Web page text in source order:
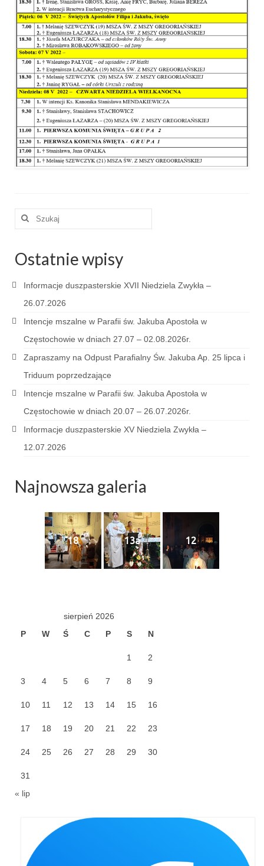
Niezbędnik Katolika
Kaplica Adoracji
Pracownicy
e-Katolik
Nabożeństwa
Nabożeństwa różne
Pogrzeb katolicki
Sakrament eucharystii
Sakrament małżeństwa
Sakrament kapłaństwa
Galeria
Galerie 2026
Wielki Czwartek 02.04.2026
Wielka Sobota 04.04.2026
Godzina Miłosierdzia 12.04.2026
Galerie 2025
Pożegnanie Ks. Mateusza 29.06.2025
Niedziela Palmowa 2023
Szuklaj
Ostatnie wpisy
Informacje duszpasterskie XVII Niedziela Zwykła –
26.07.2026
Intencje mszalne w Parafii św. Jakuba Apostoła w
Częstochowie w dniach 27.07 – 02.08.2026r.
Zapraszamy na Odpust Parafialny Św. Jakuba Ap. 25 lipca i
Triduum poprzedzające
Intencje mszalne w Parafii św. Jakuba Apostoła w
Częstochowie w dniach 20.07 – 26.07.2026r.
Informacje duszpasterskie XV Niedziela Zwykła –
12.07.2026
Najnowsza galeria
18 13a 12
sierpień 2026
P
W Ś C P S N
1 2
3 4 5 6 7 8 9
10 11 12 13 14 15 16
17 18 19 20 21 22 23
24 25 26 27 28 29 30
31
« lip